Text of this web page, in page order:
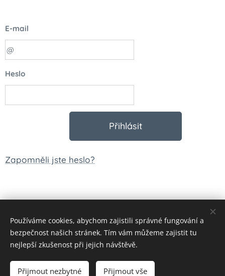
E-mail
Heslo
Přihlásit
Zapomněli jste heslo?
© 2023 Všechna práva vyhrazena
Cookies
CZK Kč
EUR €
Používáme cookies, abychom zajistili správné fungování a
bezpečnost našich stránek. Tím vám můžeme zajistit tu
nejlepší zkušenost při jejich návštěvě.
Přijmout nezbytné Přijmout vše